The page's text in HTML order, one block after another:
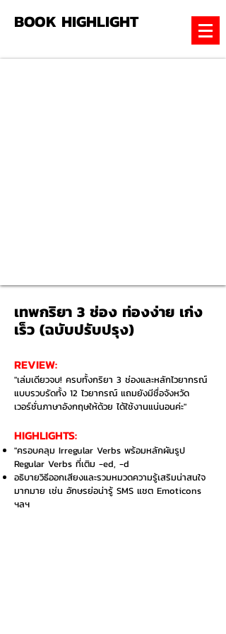
BOOK HIGHLIGHT
เทพกริยา 3 ช่อง ท่องง่าย เก่ง
เร็ว (ฉบับปรับปรุง)
REVIEW:
"เล่มเดียวจบ! ครบทั้งกริยา 3 ช่องและหลักไวยากรณ์
แบบรวบรัดทั้ง 12 ไวยากรณ์ แถมยังมีชื่อจังหวัด
เวอร์ชั่นภาษาอังกฤษให้ด้วย ได้ใช้งานแน่นอนค่ะ"
HIGHLIGHTS:​
"ครอบคลุม Irregular Verbs พร้อมหลักผันรูป
Regular Verbs ที่เติม -ed, -d
อธิบายวิธีออกเสียงและรวมหมวดความรู้เสริมน่าสนใจ
มากมาย เช่น อักษรย่อน่ารู้ SMS แชต Emoticons
ฯลฯ